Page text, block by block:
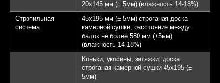
20х145 мм (± 5мм) (влажность 14-18%)
Стропильная
система
45х195 мм (± 5мм) строганая доска
камерной сушки, расстояние между
балок не более 580 мм (±5мм)
(влажность 14-18%)
Коньки, укосины, затяжки: доска
строганая камерной сушки 45х195 (±
5мм)